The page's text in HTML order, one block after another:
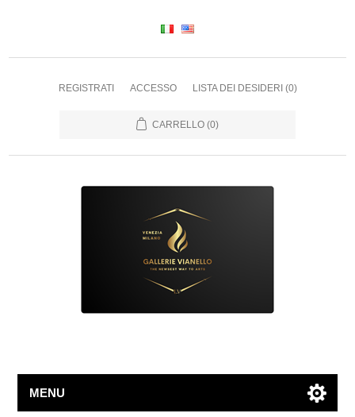
REGISTRATI ACCESSO LISTA DEI DESIDERI (0)
CARRELLO (0)
MENU